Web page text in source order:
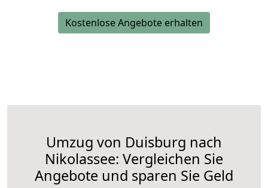
Kostenlose Angebote erhalten
Umzug von Duisburg nach
Nikolassee: Vergleichen Sie
Angebote und sparen Sie Geld